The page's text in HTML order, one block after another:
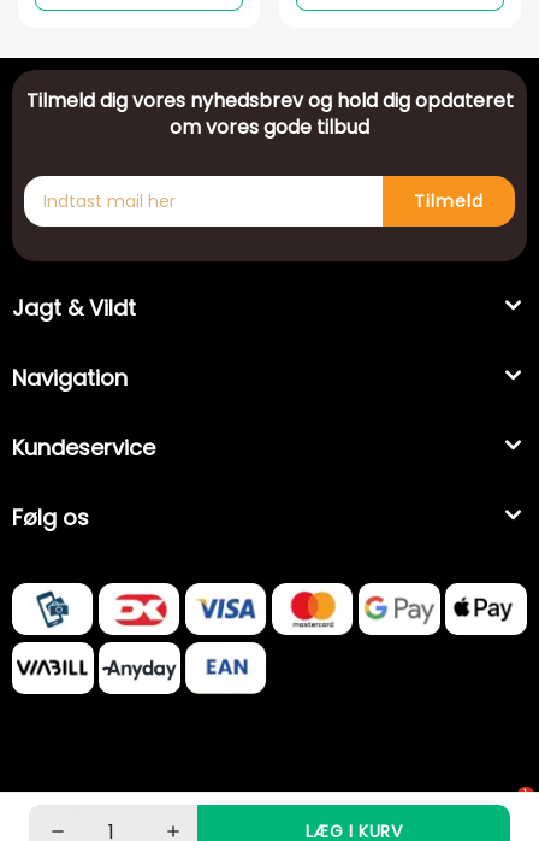
LÆG I KURV
Tilmeld dig vores nyhedsbrev og hold dig opdateret
om vores gode tilbud
Tilmeld
Jagt & Vildt
Navigation
Kundeservice
Følg os
1